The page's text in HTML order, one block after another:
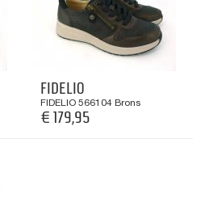
FIDELIO
FIDELIO 566104 Brons
€ 179,95